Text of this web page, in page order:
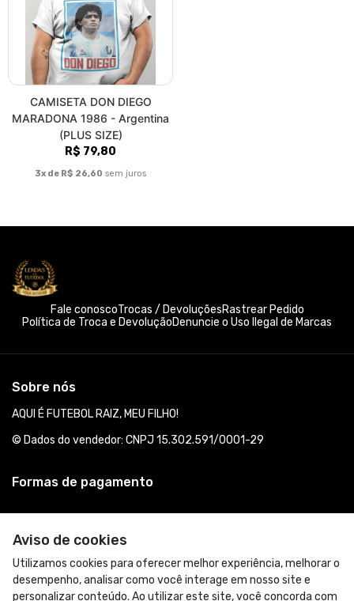
CAMISETA DON DIEGO
MARADONA 1986 - Argentina
(PLUS SIZE)
R$ 79,80
3x de R$ 26,60 sem juros
Aviso de cookies
Utilizamos cookies para oferecer melhor experiência, melhorar o
desempenho, analisar como você interage em nosso site e
personalizar conteúdo. Ao utilizar este site, você concorda com
Fale conoscoTrocas / DevoluçõesRastrear Pedido
Política de Troca e DevoluçãoDenuncie o Uso Ilegal de Marcas
Sobre nós
AQUI É FUTEBOL RAIZ, MEU FILHO!
© Dados do vendedor: CNPJ 15.302.591/0001-29
Formas de pagamento